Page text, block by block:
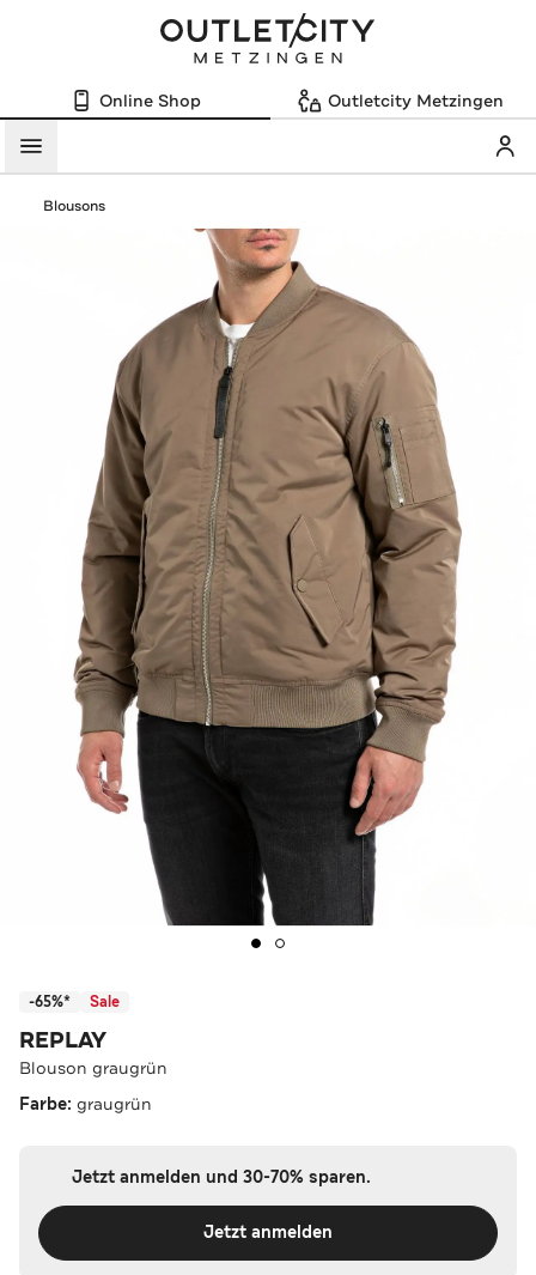
Online Shop Outletcity Metzingen
Menü
Blousons
-65%* Sale
REPLAY
Blouson graugrün
Farbe: graugrün
Jetzt anmelden und 30-70% sparen.
Jetzt anmelden